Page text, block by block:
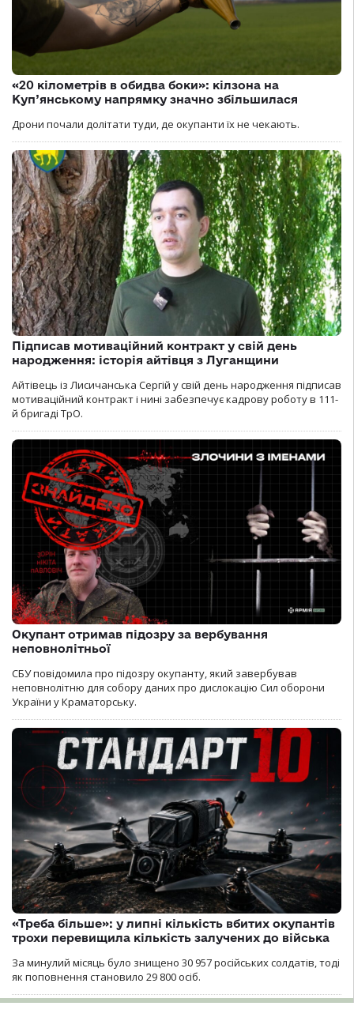
«20 кілометрів в обидва боки»: кілзона на
Куп’янському напрямку значно збільшилася
Дрони почали долітати туди, де окупанти їх не чекають.
Підписав мотиваційний контракт у свій день
народження: історія айтівця з Луганщини
Айтівець із Лисичанська Сергій у свій день народження підписав
мотиваційний контракт і нині забезпечує кадрову роботу в 111-
й бригаді ТрО.
Окупант отримав підозру за вербування
неповнолітньої
СБУ повідомила про підозру окупанту, який завербував
неповнолітню для собору даних про дислокацію Сил оборони
України у Краматорську.
«Треба більше»: у липні кількість вбитих окупантів
трохи перевищила кількість залучених до війська
За минулий місяць було знищено 30 957 російських солдатів, тоді
як поповнення становило 29 800 осіб.